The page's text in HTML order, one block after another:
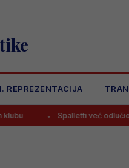
REPREZENTACIJA
Spalletti već odlučio hoće li